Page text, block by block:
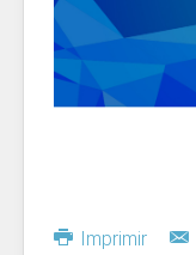
Imprimir